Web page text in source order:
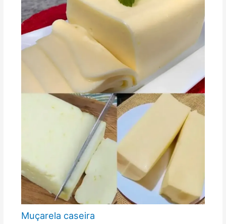
Muçarela caseira